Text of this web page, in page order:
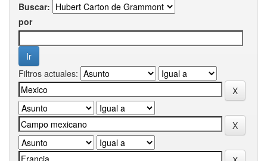
Buscar:
por
Filtros actuales: